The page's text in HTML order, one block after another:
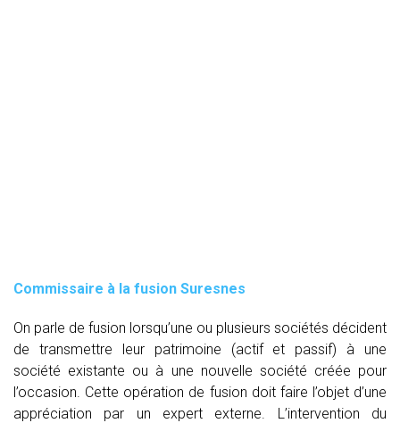
Commissaire à la fusion Suresnes
On parle de fusion lorsqu’une ou plusieurs sociétés décident
de transmettre leur patrimoine (actif et passif) à une
société existante ou à une nouvelle société créée pour
l’occasion. Cette opération de fusion doit faire l’objet d’une
appréciation par un expert externe. L’intervention du